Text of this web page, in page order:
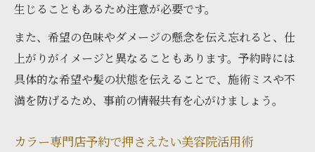
生じることもあるため注意が必要です。
また、希望の色味やダメージの懸念を伝え忘れると、仕
上がりがイメージと異なることもあります。予約時には
具体的な希望や髪の状態を伝えることで、施術ミスや不
満を防げるため、事前の情報共有を心がけましょう。
カラー専門店予約で押さえたい美容院活用術